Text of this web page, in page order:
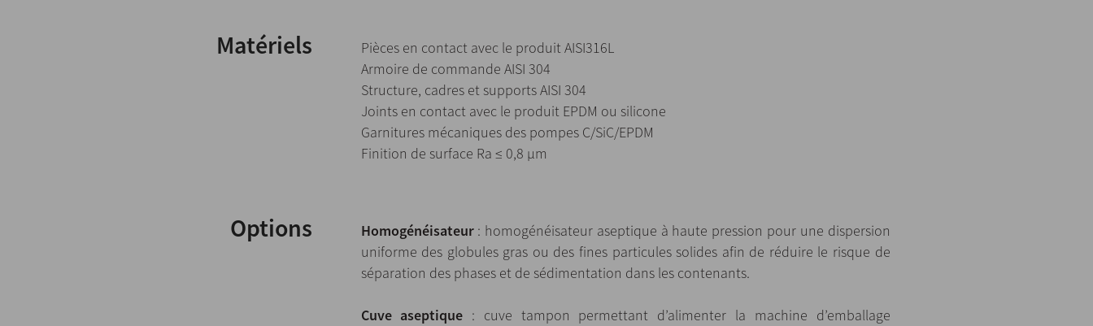
Matériels
Pièces en contact avec le produit AISI316L
Armoire de commande AISI 304
Structure, cadres et supports AISI 304
Joints en contact avec le produit EPDM ou silicone
Garnitures mécaniques des pompes C/SiC/EPDM
Finition de surface Ra ≤ 0,8 µm
Options Homogénéisateur: homogénéisateur aseptique à haute pression pour une dispersion
uniforme des globules gras ou des fines particules solides afin de réduire le risque de
séparation des phases et de sédimentation dans les contenants.
Cuve aseptique : cuve tampon permettant d’alimenter la machine d’emballage